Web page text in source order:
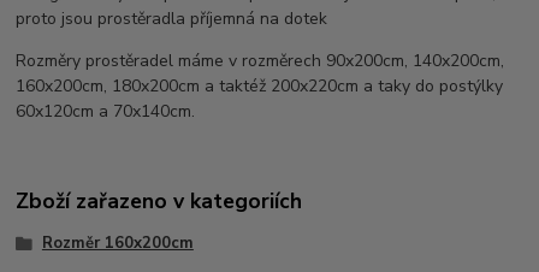
proto jsou prostěradla příjemná na dotek
Rozměry prostěradel máme v rozměrech 90x200cm, 140x200cm,
160x200cm, 180x200cm a taktéž 200x220cm a taky do postýlky
60x120cm a 70x140cm.
Zboží zařazeno v kategoriích
Rozměr 160x200cm